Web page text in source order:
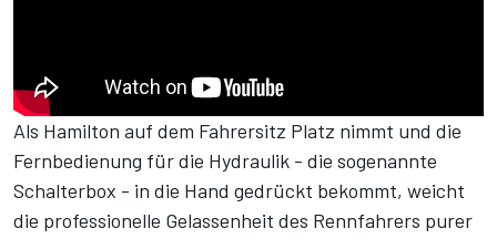
Als Hamilton auf dem Fahrersitz Platz nimmt und die
Fernbedienung für die Hydraulik - die sogenannte
Schalterbox - in die Hand gedrückt bekommt, weicht
die professionelle Gelassenheit des Rennfahrers purer